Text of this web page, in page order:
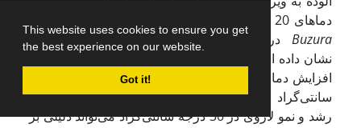
This website uses cookies to ensure you get
the best experience on our website.
Got it!
از بررسی بیماریزایی BsNPV در لاروهایBuzura
suppressaria
سانتی‌گراد دارد بدست آمده است (6). کاهش در میزان
رشد و نمو لاروی در 30 درجه سانتی‌گراد می‌تواند دلیلی بر